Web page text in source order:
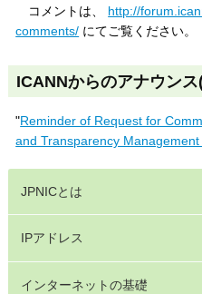
コメントは、 http://
comments/ にてご覧ください。
ICANNからのアナウン
"Reminder of Request for
and Transparency
JPNICとは
IPアドレス
インターネットの基礎